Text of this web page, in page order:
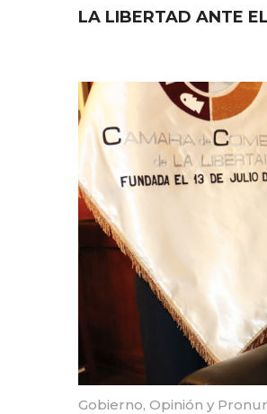
LA LIBERTAD ANTE
Gobierno, Opinión y